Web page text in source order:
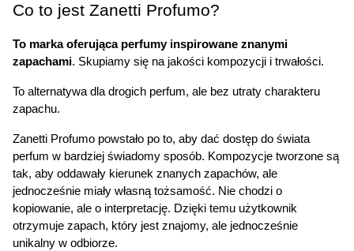
Co to jest Zanetti Profumo?
To marka oferująca perfumy inspirowane znanymi
zapachami. Skupiamy się na jakości kompozycji i trwałości.
To alternatywa dla drogich perfum, ale bez utraty charakteru
zapachu.
Zanetti Profumo powstało po to, aby dać dostęp do świata
perfum w bardziej świadomy sposób. Kompozycje tworzone są
tak, aby oddawały kierunek znanych zapachów, ale
jednocześnie miały własną tożsamość. Nie chodzi o
kopiowanie, ale o interpretację. Dzięki temu użytkownik
otrzymuje zapach, który jest znajomy, ale jednocześnie
unikalny w odbiorze.